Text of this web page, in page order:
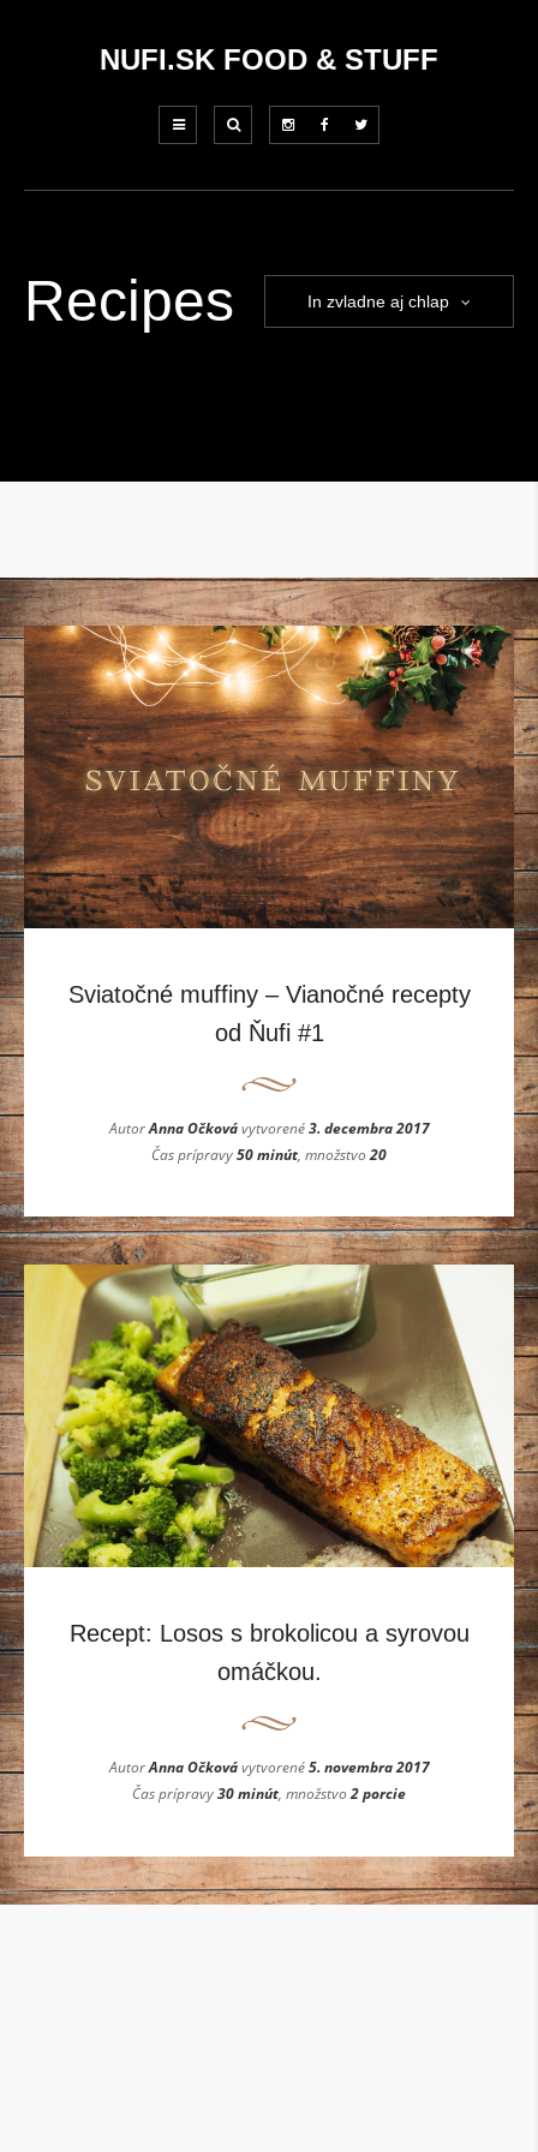
NUFI.SK FOOD & STUFF
Recipes In zvladne aj chlap
Sviatočné muffiny – Vianočné recepty
od Ňufi #1
AutorAnna Očkovávytvorené3. decembra 2017
Čas prípravy50 minút, množstvo20
Recept: Losos s brokolicou a syrovou
omáčkou.
AutorAnna Očkovávytvorené5. novembra 2017
Čas prípravy30 minút, množstvo2 porcie